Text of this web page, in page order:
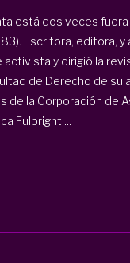
está dos veces
Escritora, editora,
activista y dirigió la
de Derecho de su
de la Corporación de
Fulbright ...